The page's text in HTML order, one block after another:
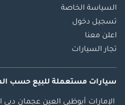
السياسة الخاصة
تسجيل دخول
اعلن معنا
تجار السيارات
سيارات مستعملة للبيع حسب
الإمارات أبوظبي العين عجمان دبي